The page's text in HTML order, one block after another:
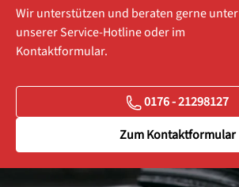
Wir unterstützen und beraten gerne unter
unserer Service-Hotline oder im
Kontaktformular.
0176 - 21298127
Zum Kontaktformular